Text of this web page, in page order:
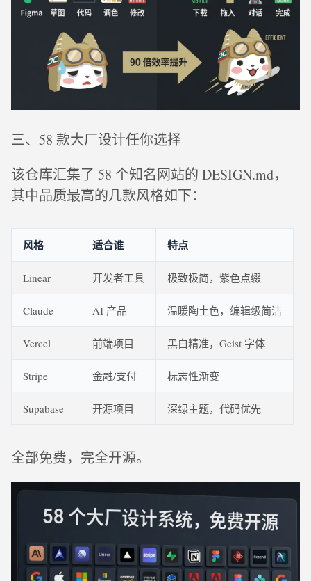
三、58 款大厂设计任你选择
该仓库汇集了 58 个知名网站的 DESIGN.md，
其中品质最高的几款风格如下：
风格 适合谁 特点
Linear 开发者工具 极致极简，紫色点缀
Claude AI 产品 温暖陶土色，编辑级简洁
Vercel 前端项目 黑白精准，Geist 字体
Stripe 金融/支付 标志性渐变
Supabase 开源项目 深绿主题，代码优先
全部免费，完全开源。